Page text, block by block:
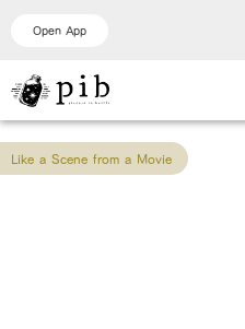
Open App
Like a Scene from a Movie